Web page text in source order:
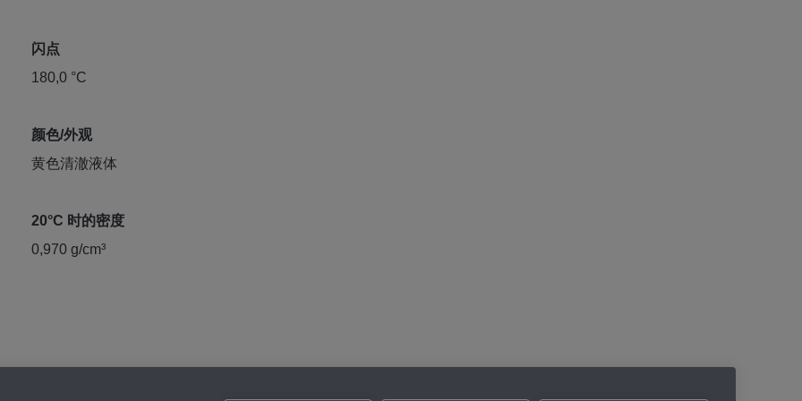
闪点
180,0 °C
颜色/外观
黄色清澈液体
20°C 时的密度
0,970 g/cm³